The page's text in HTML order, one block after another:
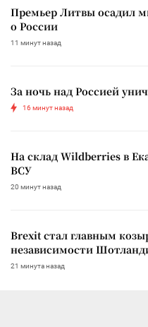
Премьер Литвы осадил
о России
11 минут назад
За ночь над Россией
16 минут назад
На склад Wildberries в
ВСУ
20 минут назад
Brexit стал главным
независимости
21 минута назад